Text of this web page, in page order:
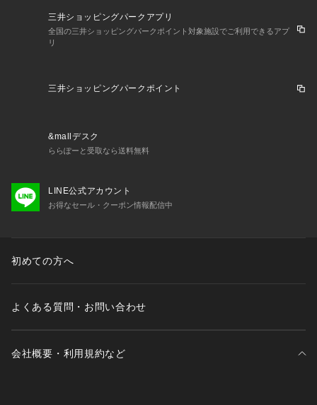
三井ショッピングパークアプリ
全国の三井ショッピングパークポイント対象施設でご利用できるアプ
リ
三井ショッピングパークポイント
&mallデスク
ららぽーと受取なら送料無料
LINE公式アカウント
お得なセール・クーポン情報配信中
初めての方へ
よくある質問・お問い合わせ
会社概要・利用規約など